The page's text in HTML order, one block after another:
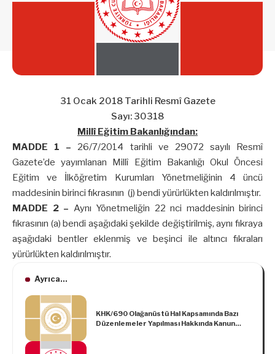
31 Ocak 2018 Tarihli Resmî Gazete
Sayı: 30318
Millî Eğitim Bakanlığından:
MADDE 1 – 26/7/2014 tarihli ve 29072 sayılı Resmî
Gazete’de yayımlanan Millî Eğitim Bakanlığı Okul Öncesi
Eğitim ve İlköğretim Kurumları Yönetmeliğinin 4 üncü
maddesinin birinci fıkrasının (j) bendi yürürlükten kaldırılmıştır.
MADDE 2 – Aynı Yönetmeliğin 22 nci maddesinin birinci
fıkrasının (a) bendi aşağıdaki şekilde değiştirilmiş, aynı fıkraya
aşağıdaki bentler eklenmiş ve beşinci ile altıncı fıkraları
yürürlükten kaldırılmıştır.
Ayrıca...
KHK/690 Olağanüstü Hal Kapsamında Bazı
Düzenlemeler Yapılması Hakkında Kanun